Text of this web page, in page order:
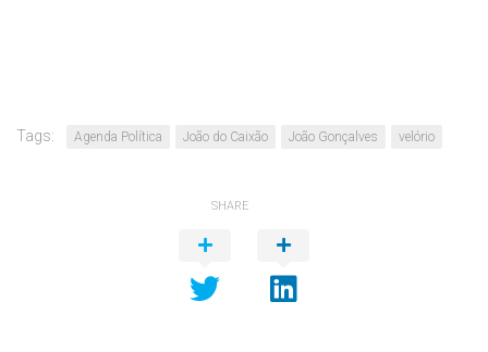
Tags: Agenda Política João do Caixão João Gonçalves velório
SHARE